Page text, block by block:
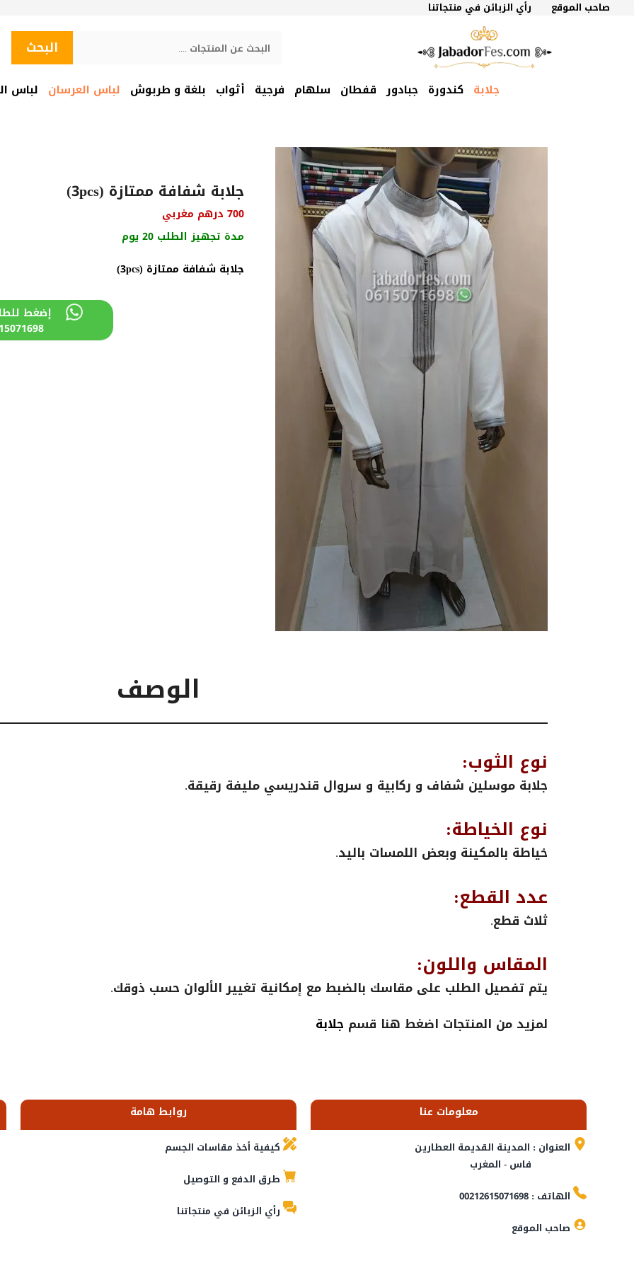
انتقلصاحب الموقع رأي الزبائن في منتجاتنا
البحث
جلابة كندورة جبادور قفطان سلهام فرجية أثواب بلغة و طربوش لباس العرسان لباس
جلابة شفافة ممتازة (3pcs)
700 درهم مغربي السعر
الحالي
هو:
700 درهم
مغربي.
مدة تجهيز الطلب 20 يوم
جلابة شفافة ممتازة (3pcs)
إضغط
الوصف
نوع الثوب:
جلابة موسلين شفاف و ركابية و سروال قندريسي مليفة رقيقة.
نوع الخياطة:
خياطة بالمكينة وبعض اللمسات باليد.
عدد القطع:
ثلاث قطع.
المقاس واللون:
يتم تفصيل الطلب على مقاسك بالضبط مع إمكانية تغيير الألوان حسب ذوقك.
لمزيد من المنتجات اضغط هنا قسم جلابة
معلومات عنا
العنوان : المدينة القديمة العطارين
فاس - المغرب
الهاتف : 00212615071698
صاحب الموقع
روابط هامة
كيفية أخذ مقاسات الجسم
طرق الدفع و التوصيل
رأي الزبائن في منتجاتنا